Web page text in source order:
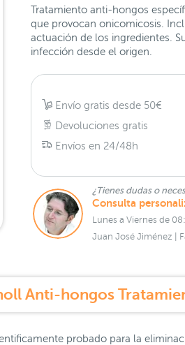
Tratamiento anti-hongos
que provocan onicomicosis.
actuación de los ingredientes.
infección desde el origen.
Envío gratis desde 50€
Devoluciones gratis
Envíos en 24/48h
¿Tienes dudas o
Consulta
Lunes a Viernes de
Juan José Jiménez |
Anti-hongos
probado para la